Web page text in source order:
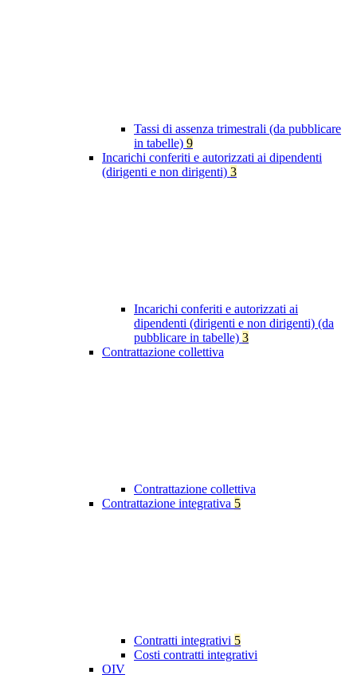
Tassi di assenza trimestrali (da pubblicare
in tabelle) 9
Incarichi conferiti e autorizzati ai dipendenti
(dirigenti e non dirigenti) 3
Incarichi conferiti e autorizzati ai
dipendenti (dirigenti e non dirigenti) (da
pubblicare in tabelle) 3
Contrattazione collettiva
Contrattazione collettiva
Contrattazione integrativa 5
Contratti integrativi 5
Costi contratti integrativi
OIV